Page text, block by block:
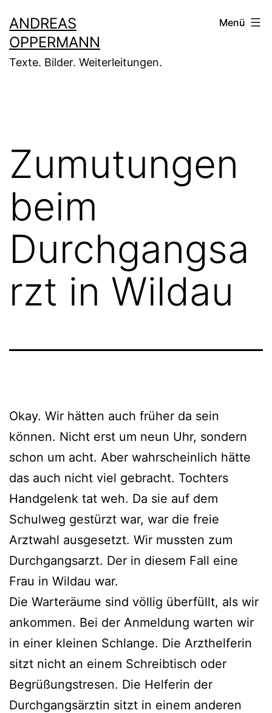
Inhalt
springen
ANDREAS
OPPERMANN
Texte. Bilder. Weiterleitungen.
Menü
Zumutungen
beim
Durchgangsa
rzt in Wildau
Okay. Wir hätten auch früher da sein
können. Nicht erst um neun Uhr, sondern
schon um acht. Aber wahrscheinlich hätte
das auch nicht viel gebracht. Tochters
Handgelenk tat weh. Da sie auf dem
Schulweg gestürzt war, war die freie
Arztwahl ausgesetzt. Wir mussten zum
Durchgangsarzt. Der in diesem Fall eine
Frau in Wildau war.
Die Warteräume sind völlig überfüllt, als wir
ankommen. Bei der Anmeldung warten wir
in einer kleinen Schlange. Die Arzthelferin
sitzt nicht an einem Schreibtisch oder
Begrüßungstresen. Die Helferin der
Durchgangsärztin sitzt in einem anderen